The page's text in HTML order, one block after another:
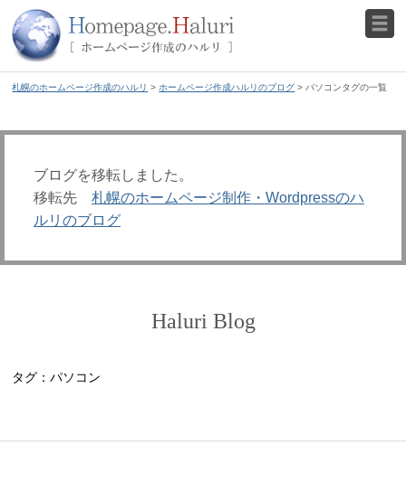
札幌のホームページ作成のハルリ > ホームページ作成ハルリのブログ > パソコンタグの一覧
ブログを移転しました。
移転先 札幌のホームページ制作・Wordpressのハ
ルリのブログ
Haluri Blog
タグ：パソコン